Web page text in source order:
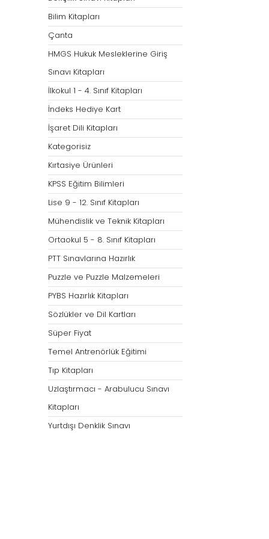
Bilim Kitapları
Çanta
HMGS Hukuk Mesleklerine Giriş
Sınavı Kitapları
İlkokul 1 - 4. Sınıf Kitapları
İndeks Hediye Kart
İşaret Dili Kitapları
Kategorisiz
Kırtasiye Ürünleri
KPSS Eğitim Bilimleri
Lise 9 - 12. Sınıf Kitapları
Mühendislik ve Teknik Kitapları
Ortaokul 5 - 8. Sınıf Kitapları
PTT Sınavlarına Hazırlık
Puzzle ve Puzzle Malzemeleri
PYBS Hazırlık Kitapları
Sözlükler ve Dil Kartları
Süper Fiyat
Temel Antrenörlük Eğitimi
Tıp Kitapları
Uzlaştırmacı - Arabulucu Sınavı
Kitapları
Yurtdışı Denklik Sınavı